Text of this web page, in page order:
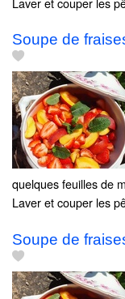
Soupe de
quelques feuilles de
Laver et couper les
Soupe de